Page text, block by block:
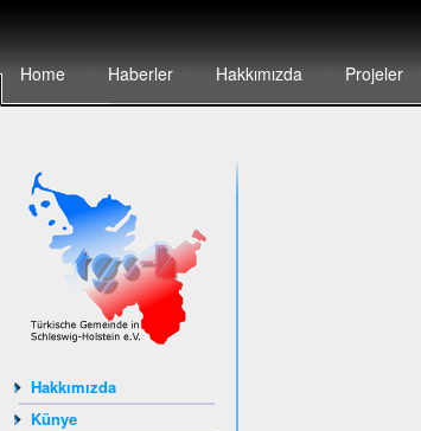
Home Haberler Hakkımızda Projeler
Hakkımızda
Künye